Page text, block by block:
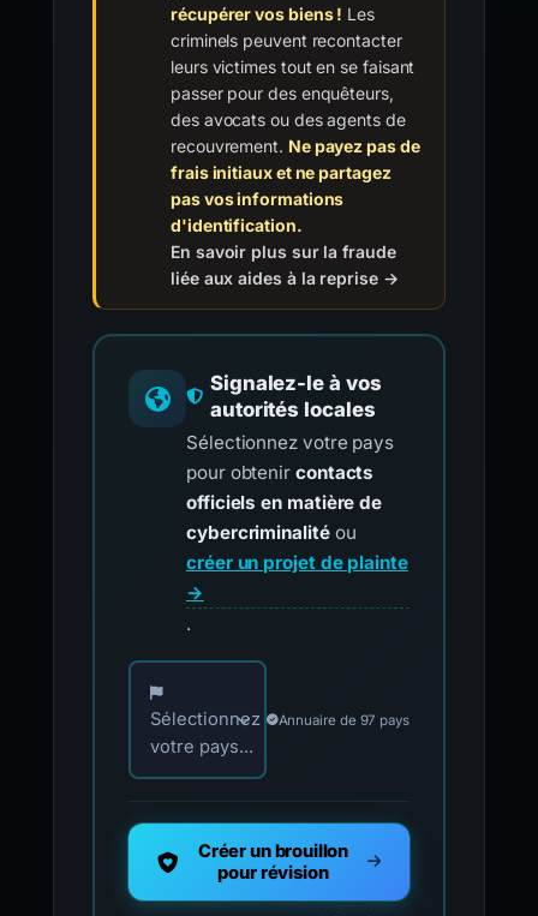
récupérer vos biens ! Les
criminels peuvent recontacter
leurs victimes tout en se faisant
passer pour des enquêteurs,
des avocats ou des agents de
recouvrement. Ne payez pas de
frais initiaux et ne partagez
pas vos informations
d'identification.
En savoir plus sur la fraude
liée aux aides à la reprise →
Signalez-le à vos
autorités locales
Sélectionnez votre pays
pour obtenir contacts
officiels en matière de
cybercriminalitéou
créer un projet de plainte
→
.
Choisissez votre pays pour les contacts
Sélectionnez
votre pays...
Annuaire de 97 pays
Créer un brouillon
pour révision